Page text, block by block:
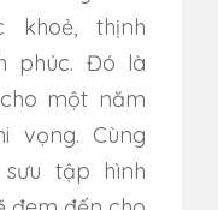
khoẻ, thịnh
phúc. Đó là
một năm
vọng. Cùng
tập hình